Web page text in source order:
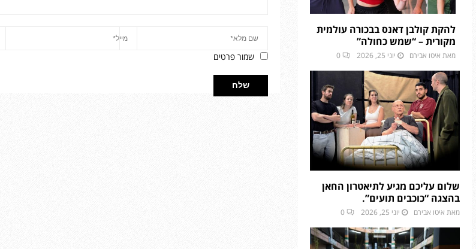
שמור פרטים
להקת קולבן דאנס בבכורה עולמית
מקורית – “שמש כחולה”
מאת איטו אבירם יוני 25, 2026 0
שלום עליכם מגיע לתיאטרון החאן
בהצגה “כוכבים תועים”.
מאת איטו אבירם יוני 25, 2026 0